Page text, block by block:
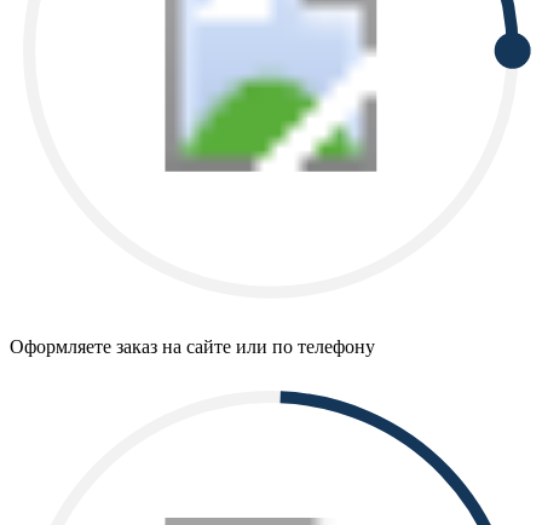
Оформляете заказ на сайте или по телефону